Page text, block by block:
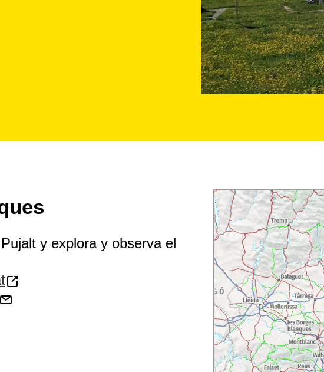
y explora y observa el